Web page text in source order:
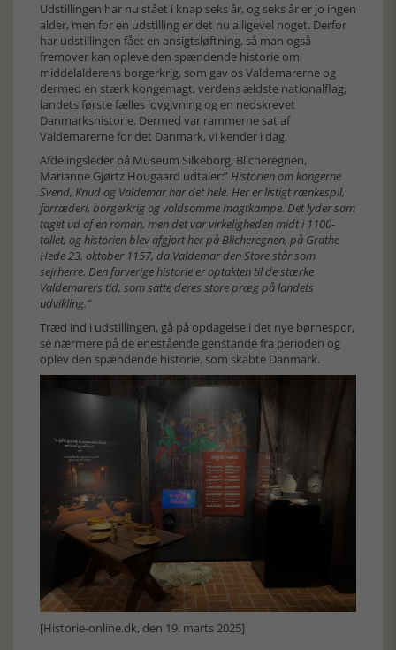
Udstillingen har nu stået i knap seks år, og seks år er jo ingen
alder, men for en udstilling er det nu alligevel noget. Derfor
har udstillingen fået en ansigtsløftning, så man også
fremover kan opleve den spændende historie om
middelalderens borgerkrig, som gav os Valdemarerne og
dermed en stærk kongemagt, verdens ældste nationalflag,
landets første fælles lovgivning og en nedskrevet
Danmarkshistorie. Dermed var rammerne sat af
Valdemarerne for det Danmark, vi kender i dag.
Afdelingsleder på Museum Silkeborg, Blicheregnen,
Marianne Gjørtz Hougaard udtaler:” Historien om kongerne
Svend, Knud og Valdemar har det hele. Her er listigt rænkespil,
forræderi, borgerkrig og voldsomme magtkampe. Det lyder som
taget ud af en roman, men det var virkeligheden midt i 1100-
tallet, og historien blev afgjort her på Blicheregnen, på Grathe
Hede 23. oktober 1157, da Valdemar den Store står som
sejrherre. Den farverige historie er optakten til de stærke
Valdemarers tid, som satte deres store præg på landets
udvikling.”
Træd ind i udstillingen, gå på opdagelse i det nye børnespor,
se nærmere på de enestående genstande fra perioden og
oplev den spændende historie, som skabte Danmark.
[Historie-online.dk, den 19. marts 2025]